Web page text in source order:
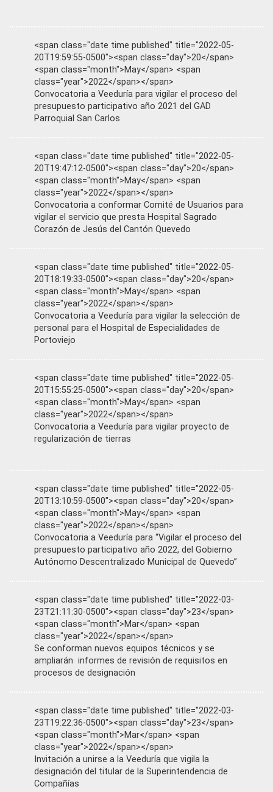
<span class="date time published" title="2022-05-
20T19:59:55-0500"><span class="day">20</span>
<span class="month">May</span> <span
class="year">2022</span></span>
Convocatoria a Veeduría para vigilar el proceso del
presupuesto participativo año 2021 del GAD
Parroquial San Carlos
<span class="date time published" title="2022-05-
20T19:47:12-0500"><span class="day">20</span>
<span class="month">May</span> <span
class="year">2022</span></span>
Convocatoria a conformar Comité de Usuarios para
vigilar el servicio que presta Hospital Sagrado
Corazón de Jesús del Cantón Quevedo
<span class="date time published" title="2022-05-
20T18:19:33-0500"><span class="day">20</span>
<span class="month">May</span> <span
class="year">2022</span></span>
Convocatoria a Veeduría para vigilar la selección de
personal para el Hospital de Especialidades de
Portoviejo
<span class="date time published" title="2022-05-
20T15:55:25-0500"><span class="day">20</span>
<span class="month">May</span> <span
class="year">2022</span></span>
Convocatoria a Veeduría para vigilar proyecto de
regularización de tierras
<span class="date time published" title="2022-05-
20T13:10:59-0500"><span class="day">20</span>
<span class="month">May</span> <span
class="year">2022</span></span>
Convocatoria a Veeduría para “Vigilar el proceso del
presupuesto participativo año 2022, del Gobierno
Autónomo Descentralizado Municipal de Quevedo”
<span class="date time published" title="2022-03-
23T21:11:30-0500"><span class="day">23</span>
<span class="month">Mar</span> <span
class="year">2022</span></span>
Se conforman nuevos equipos técnicos y se
ampliarán informes de revisión de requisitos en
procesos de designación
<span class="date time published" title="2022-03-
23T19:22:36-0500"><span class="day">23</span>
<span class="month">Mar</span> <span
class="year">2022</span></span>
Invitación a unirse a la Veeduría que vigila la
designación del titular de la Superintendencia de
Compañías